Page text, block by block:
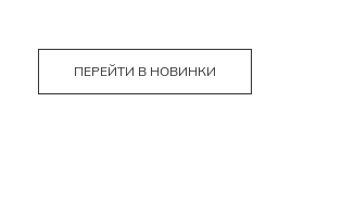
ПЕРЕЙТИ В НОВИНКИ